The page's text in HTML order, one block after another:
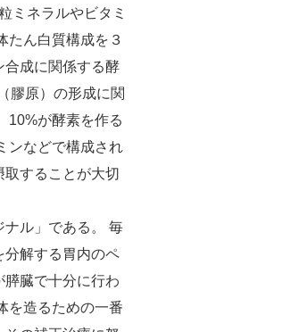
ミネラルやビタミ
たん白質構成を３
合成に関係する酵
膠原）の形成に関
10%が酵素を作る
ンなどで構成され
することが大切
ナル」である。 毎
分解する胃内のペ
臓で十分に行わ
を造るための一番